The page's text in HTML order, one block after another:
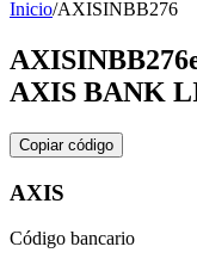
Inicio/AXISINBB276
AXISINBB276
AXIS BANK
Copiar código
AXIS
Código bancario